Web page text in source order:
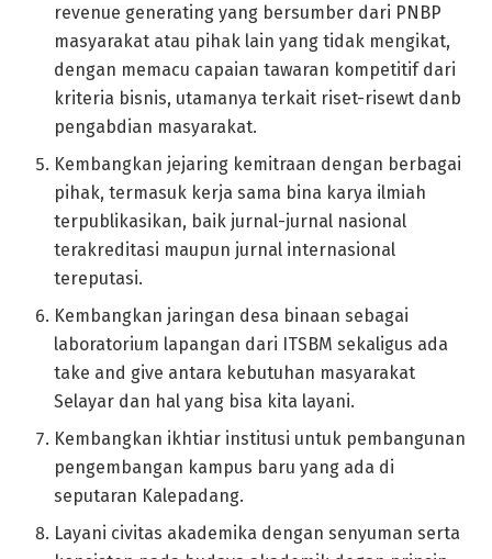
revenue generating yang bersumber dari PNBP
masyarakat atau pihak lain yang tidak mengikat,
dengan memacu capaian tawaran kompetitif dari
kriteria bisnis, utamanya terkait riset-risewt danb
pengabdian masyarakat.
Kembangkan jejaring kemitraan dengan berbagai
pihak, termasuk kerja sama bina karya ilmiah
terpublikasikan, baik jurnal-jurnal nasional
terakreditasi maupun jurnal internasional
tereputasi.
Kembangkan jaringan desa binaan sebagai
laboratorium lapangan dari ITSBM sekaligus ada
take and give antara kebutuhan masyarakat
Selayar dan hal yang bisa kita layani.
Kembangkan ikhtiar institusi untuk pembangunan
pengembangan kampus baru yang ada di
seputaran Kalepadang.
Layani civitas akademika dengan senyuman serta